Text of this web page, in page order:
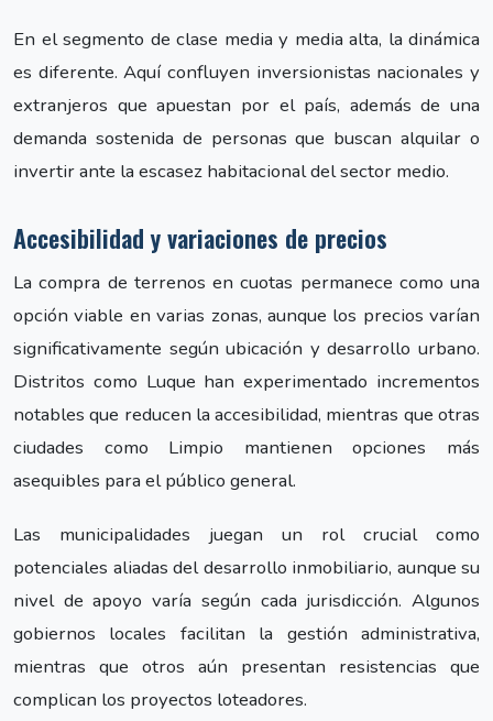
En el segmento de clase media y media alta, la dinámica
es diferente. Aquí confluyen inversionistas nacionales y
extranjeros que apuestan por el país, además de una
demanda sostenida de personas que buscan alquilar o
invertir ante la escasez habitacional del sector medio.
Accesibilidad y variaciones de precios
La compra de terrenos en cuotas permanece como una
opción viable en varias zonas, aunque los precios varían
significativamente según ubicación y desarrollo urbano.
Distritos como Luque han experimentado incrementos
notables que reducen la accesibilidad, mientras que otras
ciudades como Limpio mantienen opciones más
asequibles para el público general.
Las municipalidades juegan un rol crucial como
potenciales aliadas del desarrollo inmobiliario, aunque su
nivel de apoyo varía según cada jurisdicción. Algunos
gobiernos locales facilitan la gestión administrativa,
mientras que otros aún presentan resistencias que
complican los proyectos loteadores.